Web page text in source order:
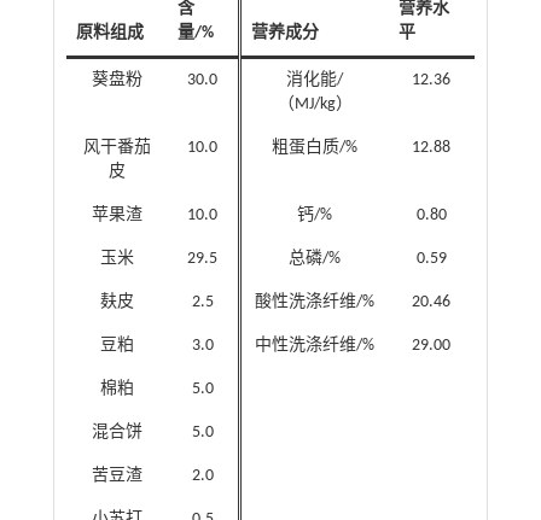
原料组成
含
量/%
营养成分
营养水
平
葵盘粉 30.0
消化能/
（MJ/kg）
12.36
风干番茄
皮
10.0 粗蛋白质/% 12.88
苹果渣 10.0 钙/% 0.80
玉米 29.5 总磷/% 0.59
麸皮 2.5 酸性洗涤纤维/% 20.46
豆粕 3.0 中性洗涤纤维/% 29.00
棉粕 5.0
混合饼 5.0
苦豆渣 2.0